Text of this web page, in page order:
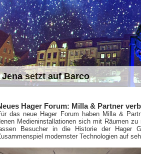
setzt auf Barco
Hager Forum: Milla & Partner
das neue Hager Forum haben Milla &
Medieninstallationen sich mit Räumen
Besucher in die Historie der Hager
modernster Technologien auf